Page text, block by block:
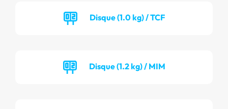
Disque (1.0 kg) / TCF
Disque (1.2 kg) / MIM